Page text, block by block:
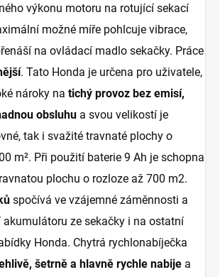
výkonu motoru na rotující sekací
možné míře pohlcuje vibrace,
na ovládací madlo sekačky. Práce
. Tato Honda je určena pro uživatele,
nároky na tichý provoz bez emisí,
obsluhu a svou velikostí je
tak i svažité travnaté plochy o
m². Při použití baterie 9 Ah je schopna
plochu o rozloze až 700 m2.
spočívá ve vzájemné záměnnosti a
ze sekačky i na ostatní
Honda. Chytrá rychlonabíječka
šetrně a hlavně rychle nabije a